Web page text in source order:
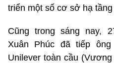
triển một số cơ sở hạ
Cũng trong sáng nay,
Xuân Phúc đã tiếp
Unilever toàn cầu